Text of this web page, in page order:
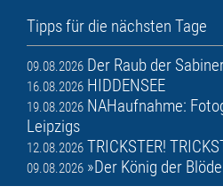
Tipps für die nächsten Tage
09.08.2026 Der Raub der
16.08.2026 HIDDENSEE
19.08.2026 NAHaufnahme:
Leipzigs
12.08.2026 TRICKSTER!
09.08.2026 »Der König der